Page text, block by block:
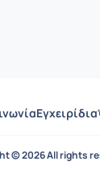
Εγχειρίδια
© 2026 All rights